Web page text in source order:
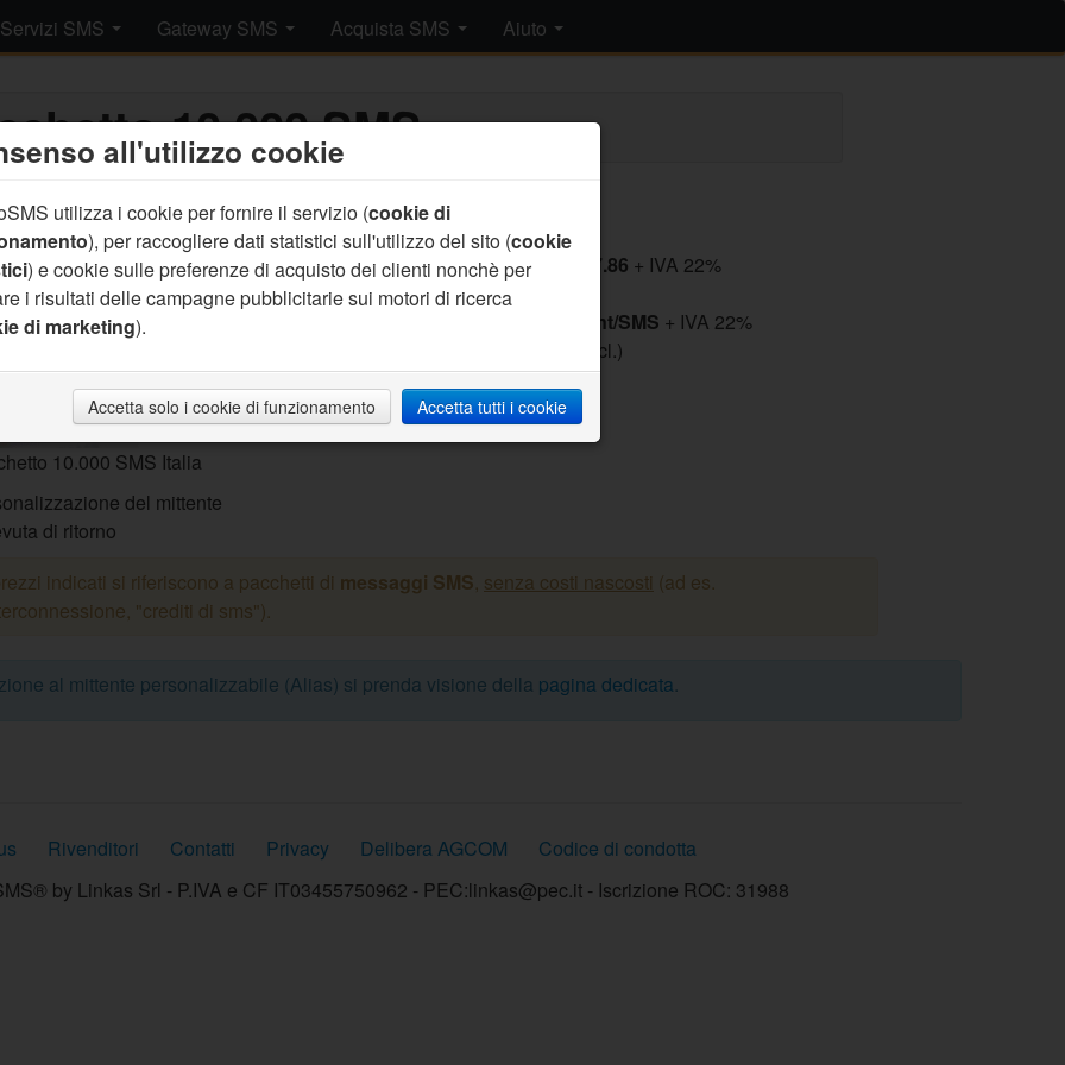
Servizi SMS Gateway SMS Acquista SMS Aiuto
all'utilizzo cookie
utilizza i cookie per fornire il servizio (cookie di
), per raccogliere dati statistici sull'utilizzo del sito (cookie
) e cookie sulle preferenze di acquisto dei clienti nonchè per
i risultati delle campagne pubblicitarie sui motori di ricerca
di marketing).
Accetta solo i cookie di funzionamento Accetta tutti i cookie
10.000 SMS
Aggiungi al carrello
Prezzo pacchetto: 677.86 + IVA 22%
(826.99 IVA Incl.)
Prezzo SMS: 6.78 €cent/SMS + IVA 22%
(8.27 €cent/SMS IVA Incl.)
10.000 SMS Italia
del mittente
di ritorno
indicati si riferiscono a pacchetti di messaggi SMS, senza costi nascosti (ad es.
"crediti di sms").
al mittente personalizzabile (Alias) si prenda visione della pagina dedicata.
Rivenditori Contatti Privacy Delibera AGCOM
Codice di condotta
by Linkas Srl - P.IVA e CF IT03455750962 - PEC:linkas@pec.it - Iscrizione ROC: 31988